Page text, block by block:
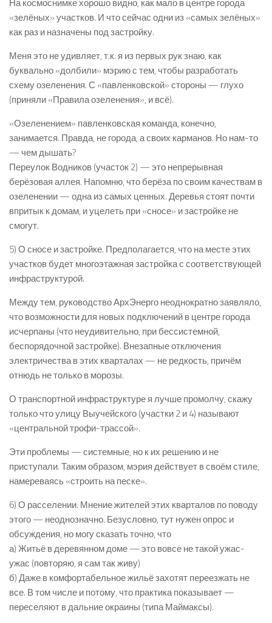
«зелёных» участков. И что сейчас одни из «самых зелёных»
как раз и назначены под застройку.
Меня это не удивляет, т.к. я из первых рук знаю, как
буквально «долбили» мэрию с тем, чтобы разработать
схему озеленения. С «павленковской» стороны — глухо
(приняли «Правила озеленения», и всё).
«Озеленением» павленковская команда, конечно,
занимается. Правда, не города, а своих карманов. Но нам-то
— чем дышать?
Переулок Водников (участок 2) — это непрерывная
берёзовая аллея. Напомню, что берёза по своим качествам в
озеленении — одна из самых ценных. Деревья стоят почти
впритык к домам, и уцелеть при «сносе» и застройке не
смогут.
5) О сносе и застройке. Предполагается, что на месте этих
участков будет многоэтажная застройка с соответствующей
инфраструктурой.
Между тем, руководство АрхЭнерго неоднократно заявляло,
что возможности для новых подключений в центре города
исчерпаны (что неудивительно, при бессистемной,
беспорядочной застройке). Внезапные отключения
электричества в этих кварталах — не редкость, причём
отнюдь не только в морозы.
О транспортной инфраструктуре я лучше промолчу, скажу
только что улицу Выучейского (участки 2 и 4) называют
«центральной трофи-трассой».
Эти проблемы — системные, но к их решению и не
приступали. Таким образом, мэрия действует в своём стиле,
намереваясь «строить на песке».
6) О расселении. Мнение жителей этих кварталов по поводу
этого — неоднозначно. Безусловно, тут нужен опрос и
обсуждения, но могу сказать точно, что
а) Житьё в деревянном доме — это вовсе не такой ужас-
ужас (повторяю, я сам так живу)
б) Даже в комфортабельное жильё захотят переезжать не
все. В том числе и потому, что практика показывает —
переселяют в дальние окраины (типа Маймаксы).